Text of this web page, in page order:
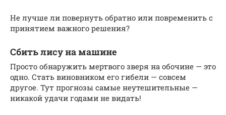
Не лучше ли повернуть обратно или повременить с
принятием важного решения?
Сбить лису на машине
Просто обнаружить мертвого зверя на обочине — это
одно. Стать виновником его гибели — совсем
другое. Тут прогнозы самые неутешительные —
никакой удачи годами не видать!